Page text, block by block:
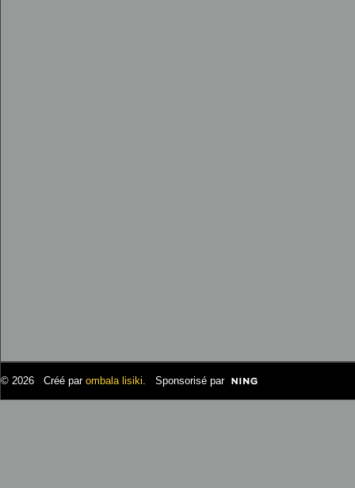
© 2026 Créé par ombala lisiki. Sponsorisé par